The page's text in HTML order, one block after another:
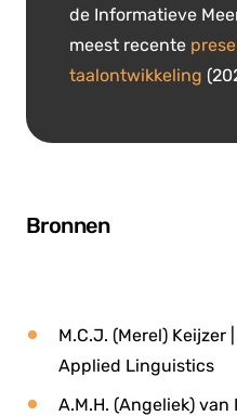
de Informatieve
meest recente
taalontwikkeling
Bronnen
M.C.J. (Merel)
Applied Linguistics
A.M.H. (Angeliek)